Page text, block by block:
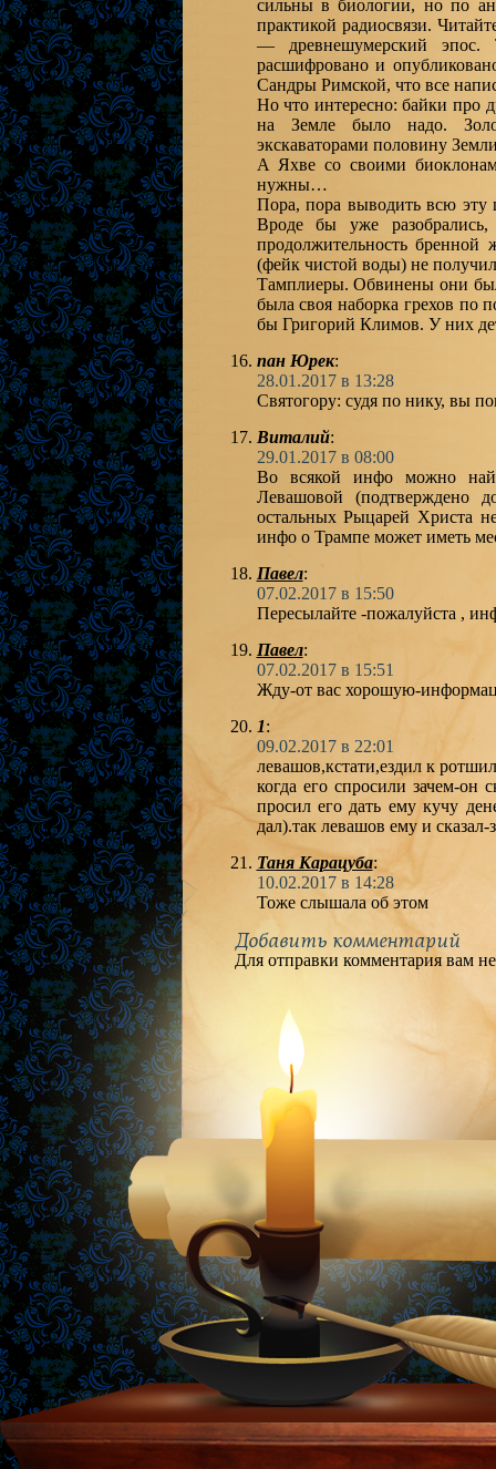
сильны в биологии, но по
практикой радиосвязи.
— древнешумерский эпос.
расшифровано и
Сандры Римской, что все
Но что интересно: байки про
на Земле было надо.
экскаваторами половину
А Яхве со своими
нужны…
Пора, пора выводить всю
Вроде бы уже
продолжительность
(фейк чистой воды) не
Тамплиеры. Обвинены они
была своя наборка грехов по
бы Григорий Климов. У них
пан Юрек:
28.01.2017 в 13:28
Святогору: судя по нику, вы
Виталий:
29.01.2017 в 08:00
Во всякой инфо можно
Левашовой (подтверждено
остальных Рыцарей Христа
инфо о Трампе может иметь
Павел:
07.02.2017 в 15:50
Пересылайте -пожалуйста ,
Павел:
07.02.2017 в 15:51
Жду-от вас хорошую-
1:
09.02.2017 в 22:01
левашов,кстати,ездил к
когда его спросили зачем-он
просил его дать ему кучу
дал).так левашов ему и
Таня Карацуба:
10.02.2017 в 14:28
Тоже слышала об этом
Добавить комментарий
Для отправки комментария вам